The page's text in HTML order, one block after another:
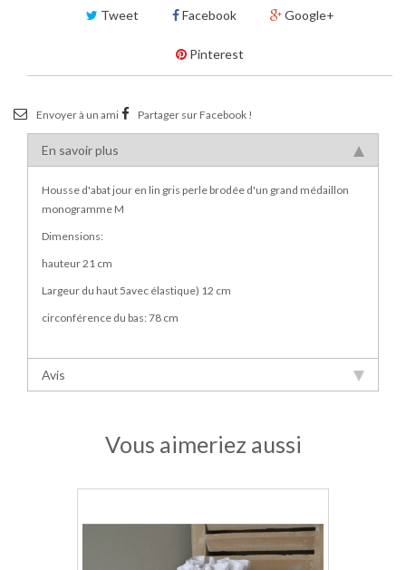
Tweet Facebook Google+
Pinterest
Envoyer à un ami Partager sur Facebook !
En savoir plus
Housse d'abat jour en lin gris perle brodée d'un grand médaillon
monogramme M
Dimensions:
hauteur 21 cm
Largeur du haut 5avec élastique) 12 cm
circonférence du bas: 78 cm
Avis
Vous aimeriez aussi